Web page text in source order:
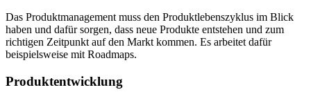
Das Produktmanagement muss den Produktlebenszyklus im Blick
haben und dafür sorgen, dass neue Produkte entstehen und zum
richtigen Zeitpunkt auf den Markt kommen. Es arbeitet dafür
beispielsweise mit Roadmaps.
Produktentwicklung